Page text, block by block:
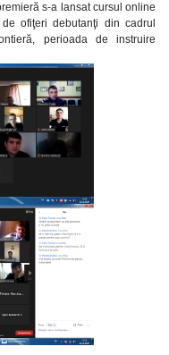
s-a lansat cursul online
ofiţeri debutanţi din cadrul
perioada de instruire